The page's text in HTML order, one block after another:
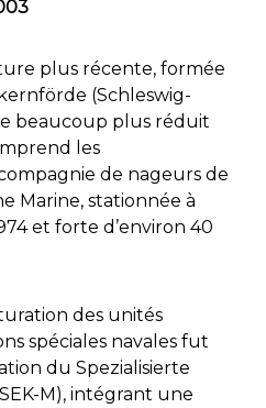
plus récente, formée
(Schleswig-
beaucoup plus réduit
les
de nageurs de
Marine, stationnée à
et forte d’environ 40
des unités
spéciales navales fut
du Spezialisierte
M), intégrant une